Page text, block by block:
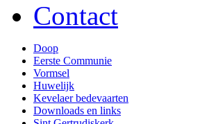
Contact
Doop
Eerste Communie
Vormsel
Huwelijk
Kevelaer bedevaarten
Downloads en links